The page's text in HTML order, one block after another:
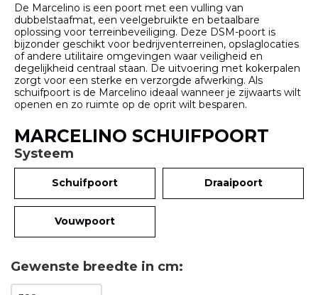
De Marcelino is een poort met een vulling van
dubbelstaafmat, een veelgebruikte en betaalbare
oplossing voor terreinbeveiliging. Deze DSM-poort is
bijzonder geschikt voor bedrijventerreinen, opslaglocaties
of andere utilitaire omgevingen waar veiligheid en
degelijkheid centraal staan. De uitvoering met kokerpalen
zorgt voor een sterke en verzorgde afwerking. Als
schuifpoort is de Marcelino ideaal wanneer je zijwaarts wilt
openen en zo ruimte op de oprit wilt besparen.
MARCELINO SCHUIFPOORT
Systeem
Schuifpoort Draaipoort
Vouwpoort
Gewenste breedte in cm